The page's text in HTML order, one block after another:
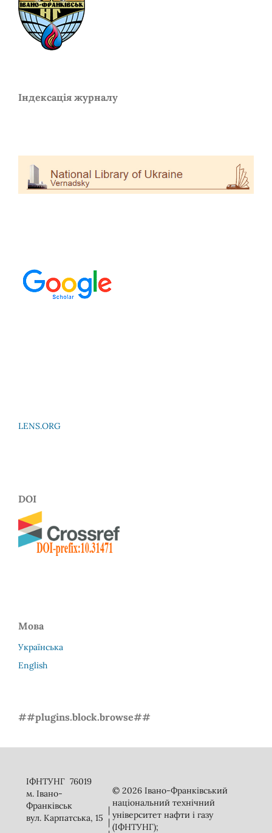
Індексація журналу
LENS.ORG
DOI
Мова
Українська
English
##plugins.block.browse##
ІФНТУНГ 76019
м. Івано-
Франківськ
вул. Карпатська, 15
|
|
© 2026 Івано-Франківський
національний технічний
університет нафти і газу
(ІФНТУНГ);